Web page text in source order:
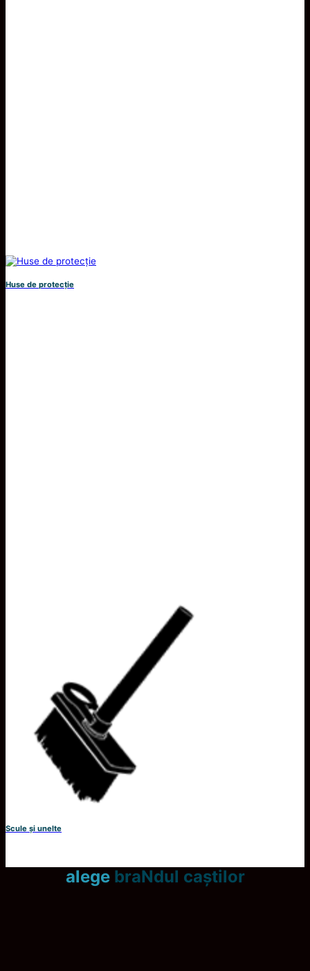
Huse de protecție
Scule și unelte
alegebraNdul caștilor